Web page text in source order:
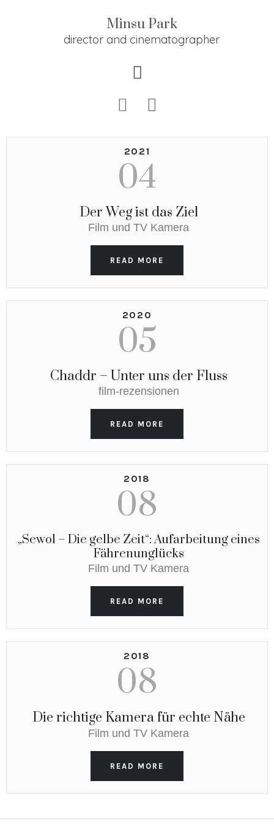
Minsu Park
director and cinematographer
2021
04
Der Weg ist das Ziel
Film und TV Kamera
READ MORE
2020
05
Chaddr – Unter uns der Fluss
film-rezensionen
READ MORE
2018
08
„Sewol – Die gelbe Zeit“: Aufarbeitung eines
Fährenunglücks
Film und TV Kamera
READ MORE
2018
08
Die richtige Kamera für echte Nähe
Film und TV Kamera
READ MORE